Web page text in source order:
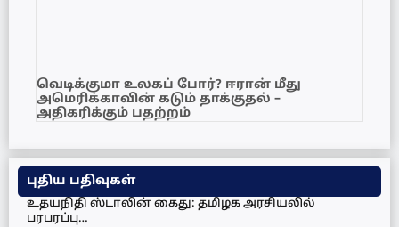
வெடிக்குமா உலகப் போர்? ஈரான் மீது
அமெரிக்காவின் கடும் தாக்குதல் –
அதிகரிக்கும் பதற்றம்
புதிய பதிவுகள்
உதயநிதி ஸ்டாலின் கைது: தமிழக அரசியலில்
பரபரப்பு…